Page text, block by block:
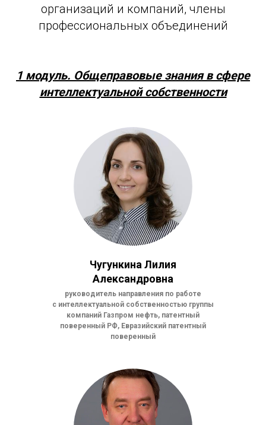
организаций и компаний, члены
профессиональных объединений
1 модуль. Общеправовые знания в сфере
интеллектуальной собственности
Чугункина Лилия
Александровна
руководитель направления по работе
с интеллектуальной собственностью группы
компаний Газпром нефть, патентный
поверенный РФ, Евразийский патентный
поверенный